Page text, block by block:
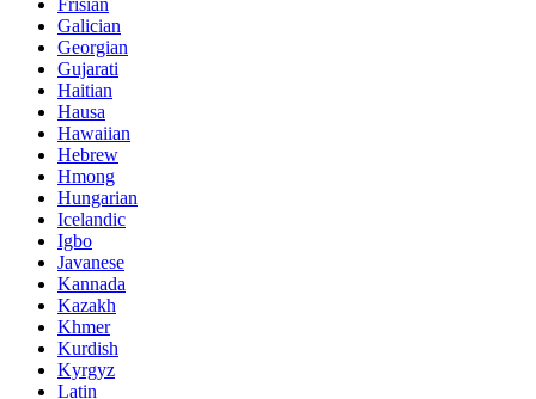
Galician
Georgian
Gujarati
Haitian
Hausa
Hawaiian
Hebrew
Hmong
Hungarian
Icelandic
Igbo
Javanese
Kannada
Kazakh
Khmer
Kurdish
Kyrgyz
Latin